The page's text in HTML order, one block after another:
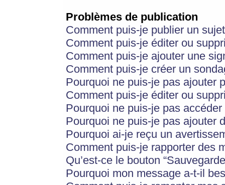
Problèmes de publication
Comment puis-je publier un
Comment puis-je éditer ou
Comment puis-je ajouter une
Comment puis-je créer un
Pourquoi ne puis-je pas ajouter
Comment puis-je éditer ou
Pourquoi ne puis-je pas
Pourquoi ne puis-je pas ajouter
Pourquoi ai-je reçu un
Comment puis-je rapporter des
Qu’est-ce le bouton
Pourquoi mon message a-t-il